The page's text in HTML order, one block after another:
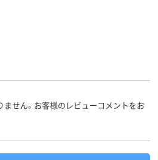
せん。お客様のレビューコメントをお